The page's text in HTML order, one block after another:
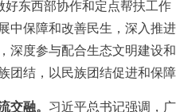
好东西部协作和定点帮扶工
中保障和改善民生，深入推
深度参与配合生态文明建设
团结，以民族团结促进和保
交融。 习近平总书记强调，